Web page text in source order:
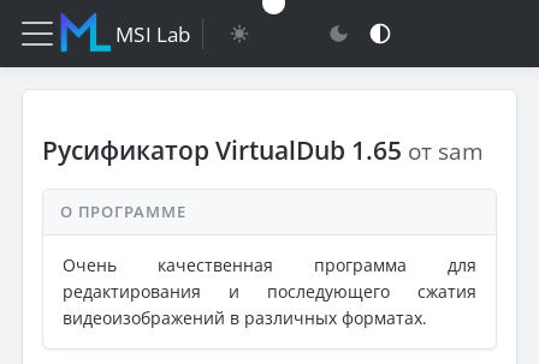
MSI Lab
Русификатор VirtualDub 1.65 от sam
О ПРОГРАММЕ
Очень качественная программа для
редактирования и последующего сжатия
видеоизображений в различных форматах.